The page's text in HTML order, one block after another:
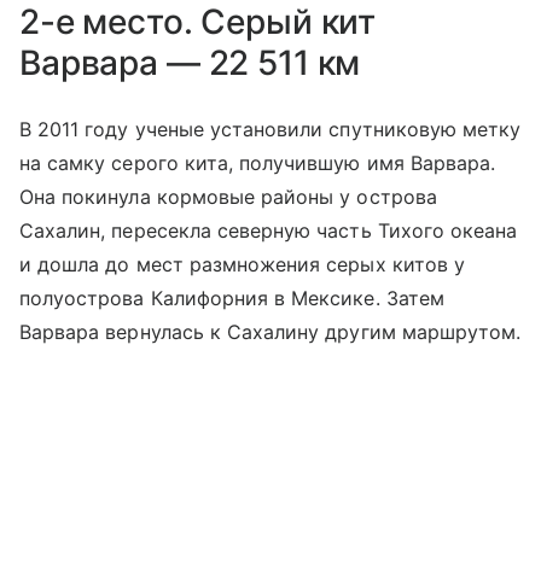
2-е место. Серый кит
Варвара — 22 511 км
В 2011 году ученые установили спутниковую метку
на самку серого кита, получившую имя Варвара.
Она покинула кормовые районы у острова
Сахалин, пересекла северную часть Тихого океана
и дошла до мест размножения серых китов у
полуострова Калифорния в Мексике. Затем
Варвара вернулась к Сахалину другим маршрутом.